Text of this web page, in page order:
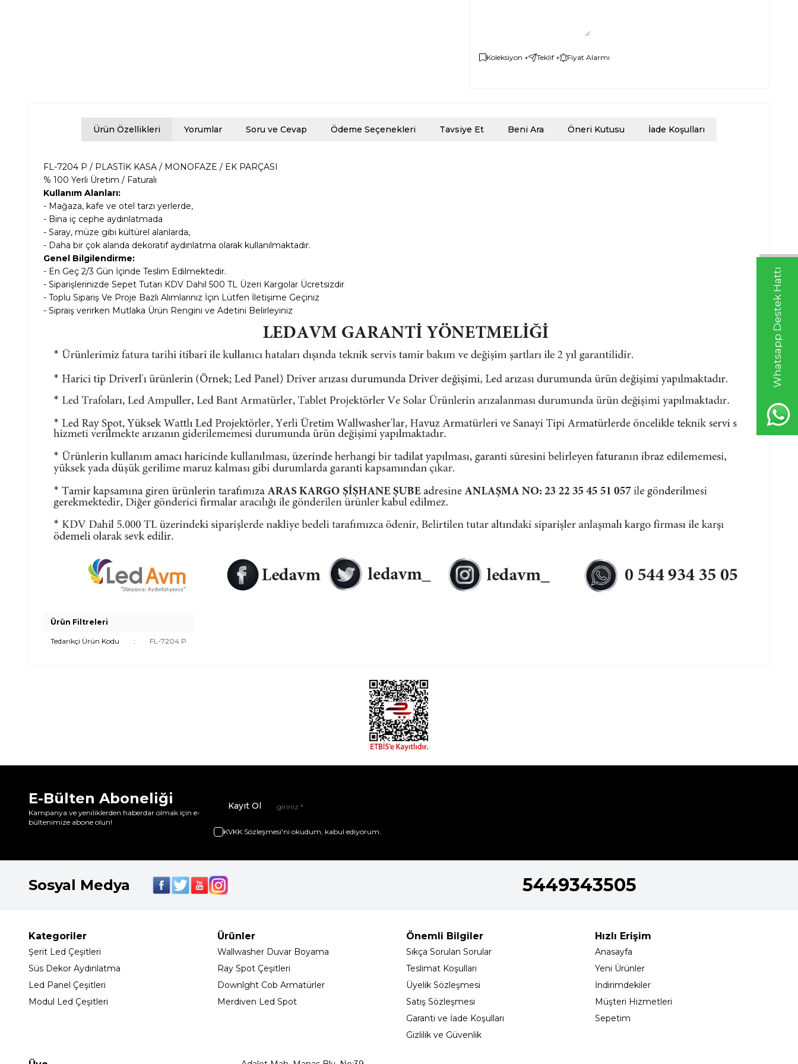
Whatsapp Destek Hattı
Koleksiyon + Teklif + Fiyat Alarmı
Ürün Özellikleri Yorumlar Soru ve Cevap Ödeme Seçenekleri Tavsiye Et Beni Ara Öneri Kutusu İade Koşulları
FL-7204 P / PLASTİK KASA / MONOFAZE / EK PARÇASI
% 100 Yerli Üretim / Faturalı
Kullanım Alanları:
- Mağaza, kafe ve otel tarzı yerlerde,
- Bina iç cephe aydınlatmada
- Saray, müze gibi kültürel alanlarda,
- Daha bir çok alanda dekoratif aydınlatma olarak kullanılmaktadır.
Genel Bilgilendirme:
- En Geç 2/3 Gün İçinde Teslim Edilmektedir.
- Siparişlerinizde Sepet Tutarı KDV Dahil 500 TL Üzeri Kargolar Ücretsizdir
- Toplu Sipariş Ve Proje Bazlı Alımlarınız İçin Lütfen İletişime Geçiniz
- Sipraiş verirken Mutlaka Ürün Rengini ve Adetini Belirleyiniz
Ürün Filtreleri
Tedarikçi Ürün Kodu : FL-7204 P
E-Bülten Aboneliği
Kampanya ve yeniliklerden haberdar olmak için e-
bültenimize abone olun!
Kayıt Ol
KVKK Sözleşmesi'ni okudum, kabul ediyorum.
Sosyal Medya 5449343505
Kategoriler
Şerit Led Çeşitleri
Süs Dekor Aydınlatma
Led Panel Çeşitleri
Modul Led Çeşitleri
Ürünler
Wallwasher Duvar Boyama
Ray Spot Çeşitleri
Downlght Cob Armatürler
Merdiven Led Spot
Önemli Bilgiler
Sıkça Sorulan Sorular
Teslimat Koşulları
Üyelik Sözleşmesi
Satış Sözleşmesi
Garanti ve İade Koşulları
Gizlilik ve Güvenlik
Hızlı Erişim
Anasayfa
Yeni Ürünler
İndirimdekiler
Müşteri Hizmetleri
Sepetim